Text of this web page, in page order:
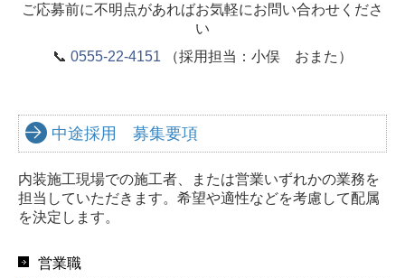
ご応募前に不明点があればお気軽にお問い合わせくださ
い
📞 0555-22-4151 （採用担当：小俣 おまた）
中途採用 募集要項
内装施工現場での施工者、または営業いずれかの業務を
担当していただきます。希望や適性などを考慮して配属
を決定します。
営業職